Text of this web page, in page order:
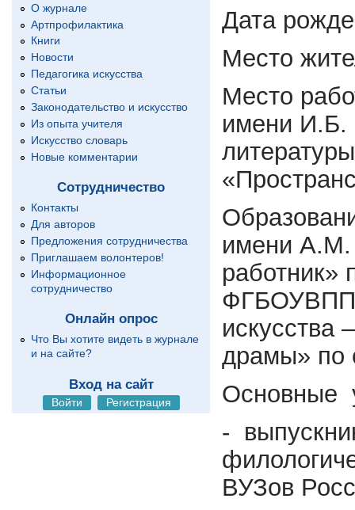
О журнале
Артпрофилактика
Книги
Новости
Педагогика искусства
Статьи
Законодательство и искусство
Из опыта учителя
Искусство словарь
Новые комментарии
Сотрудничество
Контакты
Для авторов
Предложения сотрудничества
Приглашаем волонтеров!
Информационное
сотрудничество
Онлайн опрос
Что Вы хотите видеть в журнале
и на сайте?
Вход на сайт
Войти Регистрация
Дата
Место
Место
имени И.Б.
имени А.М.
работник»
ФГБОУВППО
искусства
драмы» по
Основные
-
ВУЗов